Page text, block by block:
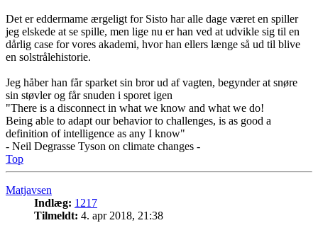
Det er eddermame ærgeligt for Sisto har alle dage været en spiller
jeg elskede at se spille, men lige nu er han ved at udvikle sig til en
dårlig case for vores akademi, hvor han ellers længe så ud til blive
en solstrålehistorie.
Jeg håber han får sparket sin bror ud af vagten, begynder at snøre
sin støvler og får snuden i sporet igen
"There is a disconnect in what we know and what we do!
Being able to adapt our behavior to challenges, is as good a
definition of intelligence as any I know"
- Neil Degrasse Tyson on climate changes -
Top
Matjavsen
Indlæg: 1217
Tilmeldt: 4. apr 2018, 21:38